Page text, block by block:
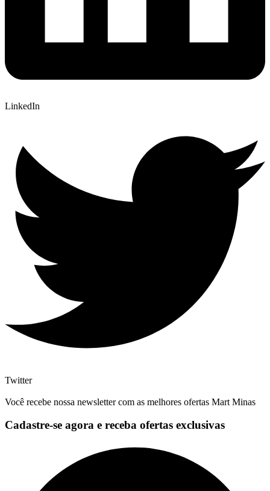
LinkedIn
Twitter
Você recebe nossa newsletter com as melhores ofertas Mart Minas
Cadastre-se agora e receba ofertas exclusivas